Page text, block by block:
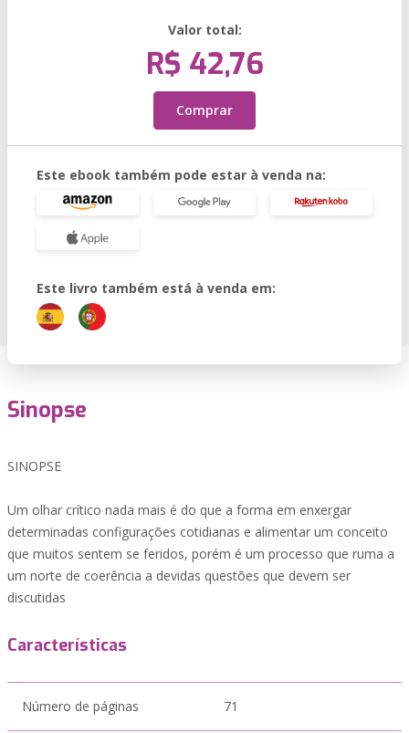
Valor total:
R$ 42,76
Comprar
Este ebook também pode estar à venda na:
Este livro também está à venda em:
Sinopse
SINOPSE
Um olhar crítico nada mais é do que a forma em enxergar
determinadas configurações cotidianas e alimentar um conceito
que muitos sentem se feridos, porém é um processo que ruma a
um norte de coerência a devidas questões que devem ser
discutidas
Características
Número de páginas 71